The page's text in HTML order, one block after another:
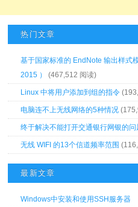
热门文章
基于国家标准的 EndNote 输出样式
2015 ）
(467,512 阅读)
Linux 中将用户添加到组的指令
电脑连不上无线网络的5种情况
终于解决不能打开交通银行网银的问
无线 WIFI 的13个信道频率范围
最新文章
Windows中安装和使用SSH服务器